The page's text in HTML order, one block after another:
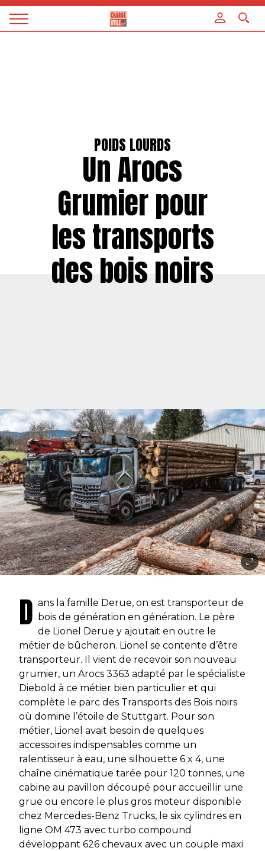
Magazine
POIDS LOURDS
Un Arocs
Grumier pour
les transports
des bois noirs
D ans la famille Derue, on est transporteur de
bois de génération en génération. Le père
de Lionel Derue y ajoutait en outre le
métier de bûcheron. Lionel se contente d’être
transporteur. Il vient de recevoir son nouveau
grumier, un Arocs 3363 adapté par le spécialiste
Diebold à ce métier bien particulier et qui
complète le parc des Transports des Bois noirs
où domine l’étoile de Stuttgart. Pour son
métier, Lionel avait besoin de quelques
accessoires indispensables comme un
ralentisseur à eau, une silhouette 6 x 4, une
chaîne cinématique tarée pour 120 tonnes, une
cabine au pavillon découpé pour accueillir une
grue ou encore le plus gros moteur disponible
chez Mercedes-Benz Trucks, le six cylindres en
ligne OM 473 avec turbo compound
développant 626 chevaux avec un couple maxi
Panneau de gestion des cookies